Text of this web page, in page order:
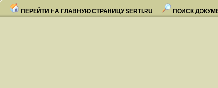
ПЕРЕЙТИ НА ГЛАВНУЮ СТРАНИЦУ SERTI.RU ПОИСК